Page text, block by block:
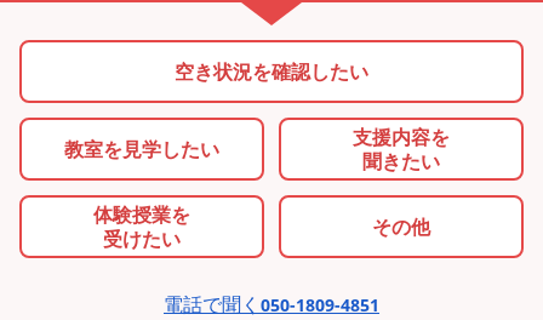
空き状況を確認したい
教室を見学したい
支援内容を
聞きたい
体験授業を
受けたい
その他
電話で聞く 050-1809-4851